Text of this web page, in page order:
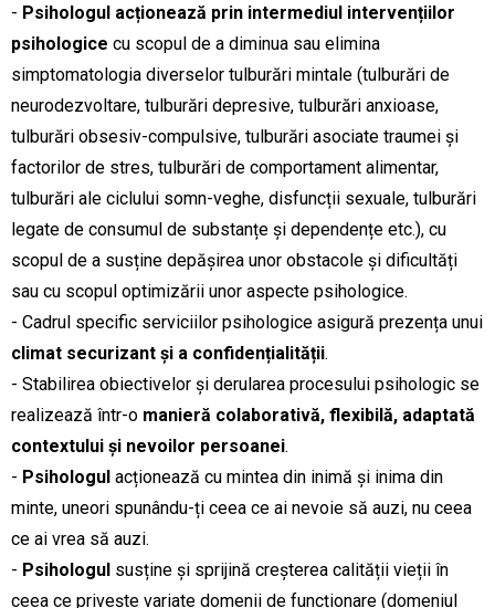
- Psihologul acționează prin intermediul intervențiilor
psihologice cu scopul de a diminua sau elimina
simptomatologia diverselor tulburări mintale (tulburări de
neurodezvoltare, tulburări depresive, tulburări anxioase,
tulburări obsesiv-compulsive, tulburări asociate traumei și
factorilor de stres, tulburări de comportament alimentar,
tulburări ale ciclului somn-veghe, disfuncții sexuale, tulburări
legate de consumul de substanțe și dependențe etc.), cu
scopul de a susține depășirea unor obstacole și dificultăți
sau cu scopul optimizării unor aspecte psihologice.
- Cadrul specific serviciilor psihologice asigură prezența unui
climat securizant și a confidențialității.
- Stabilirea obiectivelor și derularea procesului psihologic se
realizează într-o manieră colaborativă, flexibilă, adaptată
contextului și nevoilor persoanei.
- Psihologul acționează cu mintea din inimă și inima din
minte, uneori spunându-ți ceea ce ai nevoie să auzi, nu ceea
ce ai vrea să auzi.
- Psihologul susține și sprijină creșterea calității vieții în
ceea ce privește variate domenii de funcționare (domeniul